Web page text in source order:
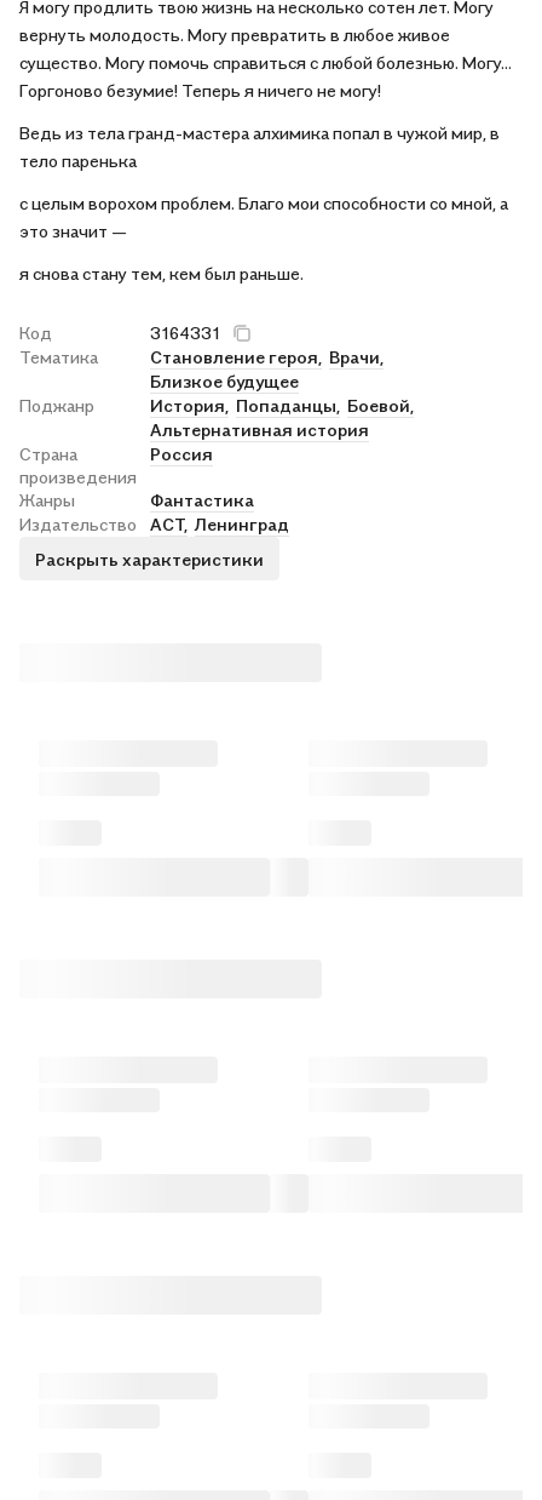
Я могу продлить твою жизнь на несколько сотен лет. Могу
вернуть молодость. Могу превратить в любое живое
существо. Могу помочь справиться с любой болезнью. Могу…
Горгоново безумие! Теперь я ничего не могу!
Ведь из тела гранд-мастера алхимика попал в чужой мир, в
тело паренька
с целым ворохом проблем. Благо мои способности со мной, а
это значит —
я снова стану тем, кем был раньше.
Код
3164331
Тематика
Становление героя,
Врачи,
Близкое будущее
Поджанр
История, Попаданцы,
Боевой,
Альтернативная история
Страна
произведения
Россия
Жанры
Фантастика
Издательство
АСТ, Ленинград
Раскрыть характеристики